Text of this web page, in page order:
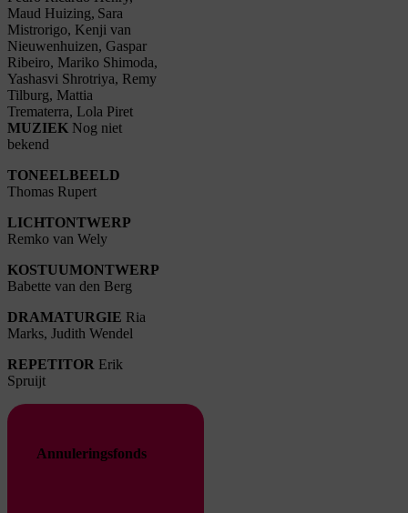
Maud Huizing, Sara
Mistrorigo, Kenji van
Nieuwenhuizen, Gaspar
Ribeiro, Mariko Shimoda,
Yashasvi Shrotriya, Remy
Tilburg, Mattia
Trematerra, Lola Piret
MUZIEK Nog niet
bekend
TONEELBEELD
Thomas Rupert
LICHTONTWERP
Remko van Wely
KOSTUUMONTWERP
Babette van den Berg
DRAMATURGIE Ria
Marks, Judith Wendel
REPETITOR Erik
Spruijt
Annuleringsfonds